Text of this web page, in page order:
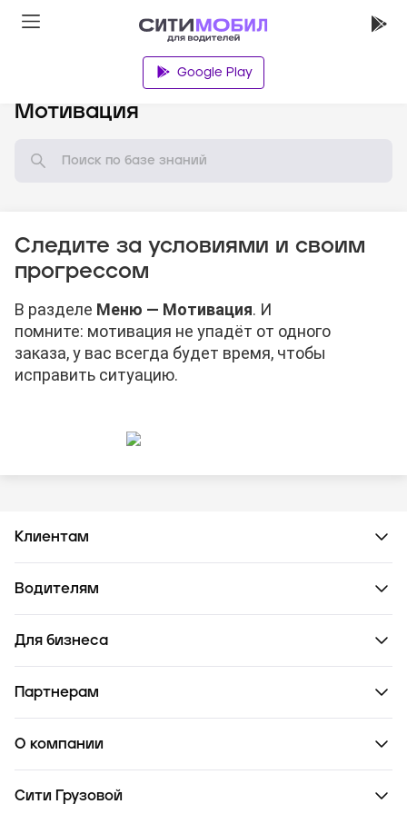
Google Play
Мотивация
Следите за условиями и своим
прогрессом
В разделе Меню — Мотивация. И
помните: мотивация не упадёт от одного
заказа, у вас всегда будет время, чтобы
исправить ситуацию.
Клиентам
Водителям
Для бизнеса
Партнерам
О компании
Сити Грузовой